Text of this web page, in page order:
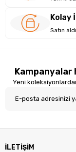
Kolay
Satın
Kampanyalar
Yeni
İLETİŞİM